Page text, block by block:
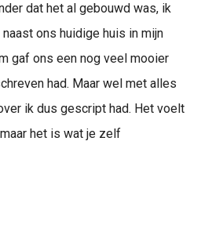
dat het al gebouwd was, ik
ons huidige huis in mijn
gaf ons een nog veel mooier
had. Maar wel met alles
ik dus gescript had. Het voelt
het is wat je zelf